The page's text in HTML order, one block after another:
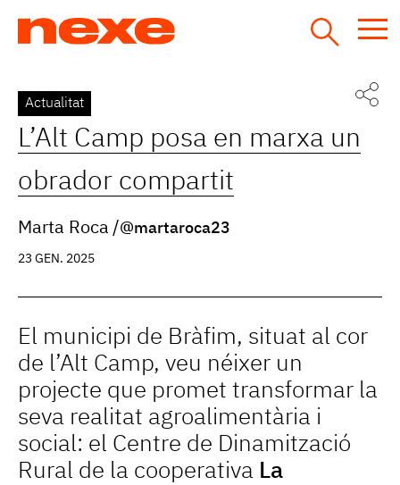
Back
to
top
Actualitat
L’Alt Camp posa en marxa un
obrador compartit
Marta Roca @martaroca23
23 GEN. 2025
El municipi de Bràfim, situat al cor
de l’Alt Camp, veu néixer un
projecte que promet transformar la
seva realitat agroalimentària i
social: el Centre de Dinamització
Rural de la cooperativa La